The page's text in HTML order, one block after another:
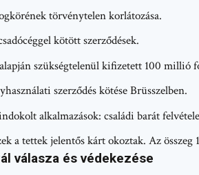
törvénytelen korlátozása.
kötött szerződések.
alapján szükségtelenül kifizetett 100 millió
szerződés kötése Brüsszelben.
alkalmazások: családi barát
a tettek jelentős kárt okoztak. Az
válasza és védekezése